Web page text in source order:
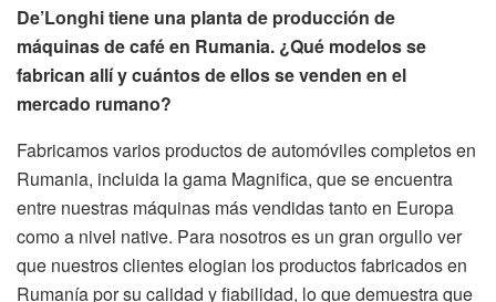
De’Longhi tiene una planta de producción de
máquinas de café en Rumania. ¿Qué modelos se
fabrican allí y cuántos de ellos se venden en el
mercado rumano?
Fabricamos varios productos de automóviles completos en
Rumania, incluida la gama Magnifica, que se encuentra
entre nuestras máquinas más vendidas tanto en Europa
como a nivel native. Para nosotros es un gran orgullo ver
que nuestros clientes elogian los productos fabricados en
Rumanía por su calidad y fiabilidad, lo que demuestra que